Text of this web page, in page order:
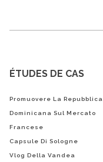
ÉTUDES DE CAS
Promuovere La Repubblica
Dominicana Sul Mercato
Francese
Capsule Di Sologne
Vlog Della Vandea